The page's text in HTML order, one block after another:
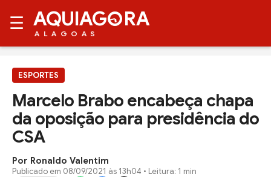
☰ AQUIAG RA
ALAGOAS
ESPORTES
Marcelo Brabo encabeça chapa
da oposição para presidência do
CSA
Por Ronaldo Valentim
Publicado em 08/09/2021 às 13h04 • Leitura: 1 min